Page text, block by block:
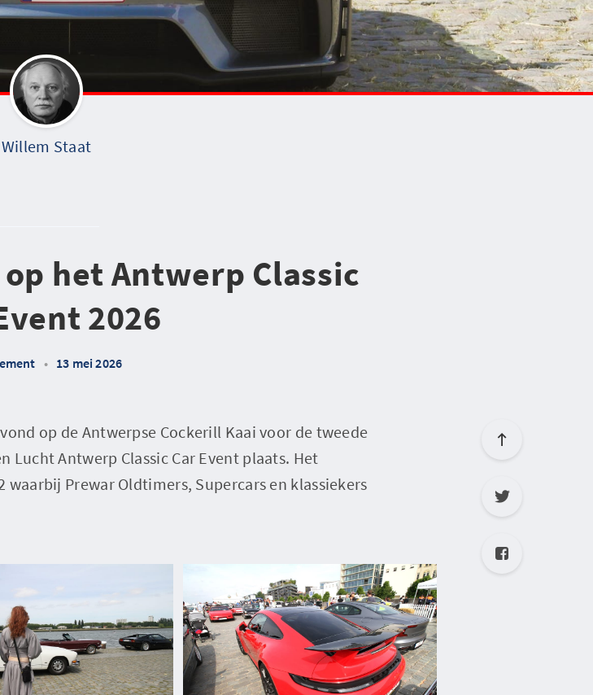
Willem Staat
het Antwerp Classic
2026
• 13 mei 2026
op de Antwerpse Cockerill Kaai voor de tweede
Lucht Antwerp Classic Car Event plaats. Het
Prewar Oldtimers, Supercars en klassiekers